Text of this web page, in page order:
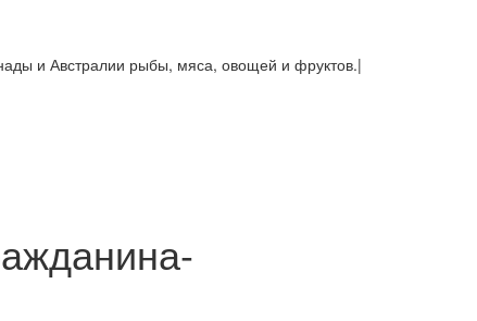
и Австралии рыбы, мяса, овощей и фруктов.|